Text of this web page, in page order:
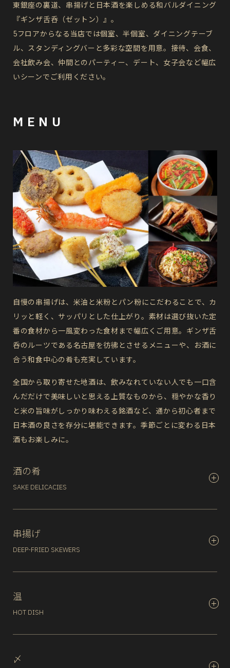
東銀座の裏道、串揚げと日本酒を楽しめる和バルダイニング
『ギンザ舌呑（ゼットン）』。
5フロアからなる当店では個室、半個室、ダイニングテーブ
ル、スタンディングバーと多彩な空間を用意。接待、会食、
会社飲み会、仲間とのパーティー、デート、女子会など幅広
いシーンでご利用ください。
MENU
自慢の串揚げは、米油と米粉とパン粉にこだわることで、カ
リッと軽く、サッパリとした仕上がり。素材は選び抜いた定
番の食材から一風変わった食材まで幅広くご用意。ギンザ舌
呑のルーツである名古屋を彷彿とさせるメニューや、お酒に
合う和食中心の肴も充実しています。
全国から取り寄せた地酒は、飲みなれていない人でも一口含
んだだけで美味しいと思える上質なものから、穏やかな香り
と米の旨味がしっかり味わえる銘酒など、通から初心者まで
日本酒の良さを存分に堪能できます。季節ごとに変わる日本
酒もお楽しみに。
酒の肴
SAKE DELICACIES
串揚げ
DEEP-FRIED SKEWERS
温
HOT DISH
〆